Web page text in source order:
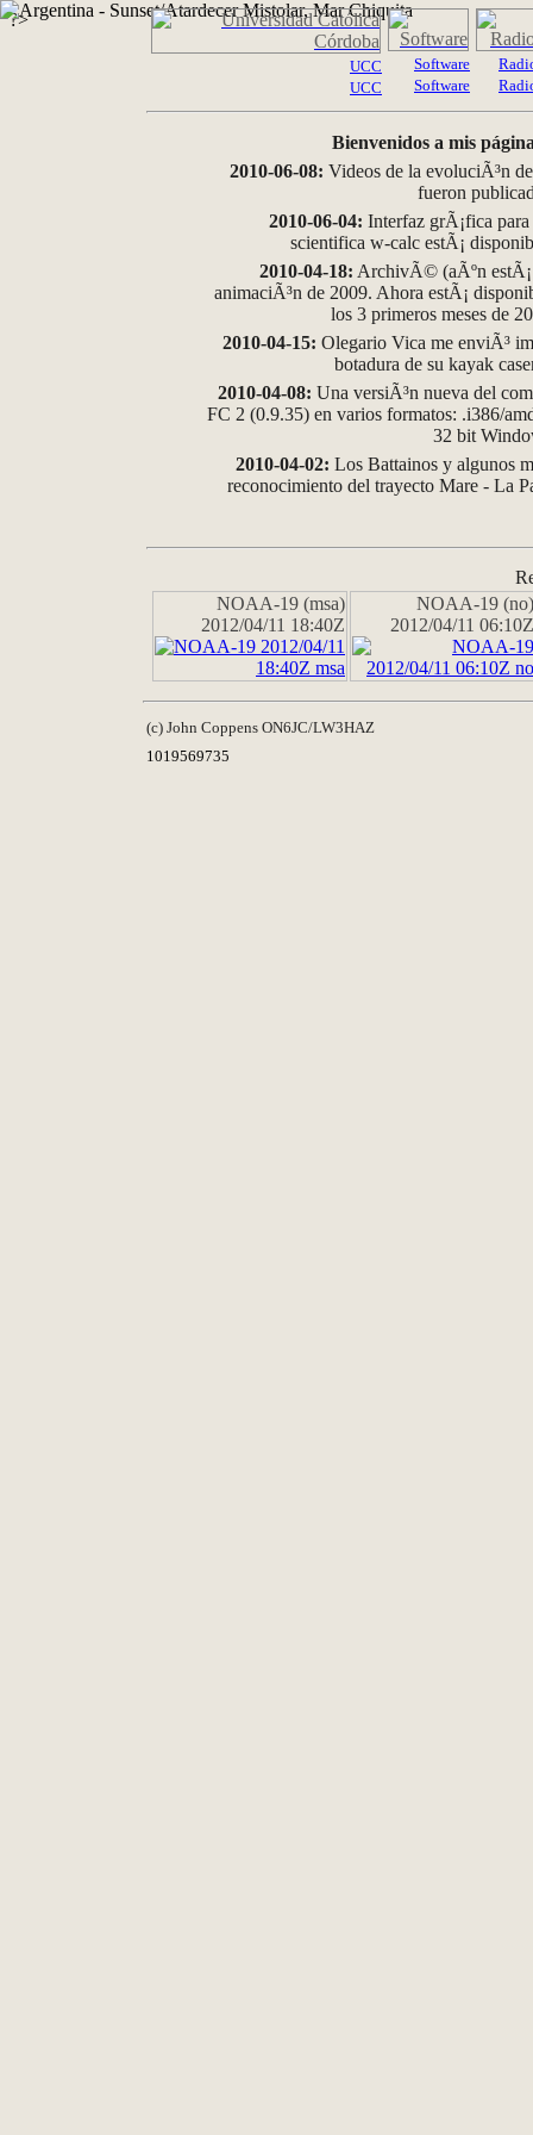
?>
UCC
UCC
Software
Software
Bienvenidos a mis
2010-06-08: Videos de la evoluciÃ³n
fueron
2010-06-04: Interfaz grÃ¡fica
scientifica w-calc estÃ¡
2010-04-18: ArchivÃ© (aÃºn
animaciÃ³n de 2009. Ahora estÃ¡
los 3 primeros meses de
2010-04-15: Olegario Vica me enviÃ³
botadura de su kayak
2010-04-08: Una versiÃ³n nueva del
FC 2 (0.9.35) en varios formatos: .i386/
32 bit
2010-04-02: Los Battainos y algunos
reconocimiento del trayecto Mare - La
NOAA-19 (msa)
2012/04/11 18:40Z
NOAA-19 (no)
2012/04/11 06:10Z
(c) John Coppens ON6JC/LW3HAZ
1019569735